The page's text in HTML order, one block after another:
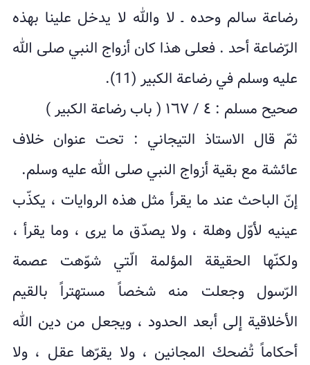
رضاعة سالم وحده ـ لا والله لا یدخل علینا بهذه
الرّضاعة أحد . فعلى هذا کان أزواج النبي صلى الله
علیه وسلم في رضاعة الکبیر (11).
صحیح مسلم : ٤ / ١٦٧ ( باب رضاعة الکبیر )
ثمّ قال الاستاذ التيجاني : تحت عنوان خلاف
عائشة مع بقیة أزواج النبي صلى الله علیه وسلم.
إنّ الباحث عند ما یقرأ مثل هذه الروایات ، یکذّب
عینیه لأوّل وهلة ، ولا یصدّق ما یرى ، وما یقرأ ،
ولکنّها الحقیقة المؤلمة الّتي شوّهت عصمة
الرّسول وجعلت منه شخصاً مستهتراً بالقیم
الأخلاقیة إلى أبعد الحدود ، ویجعل من دین الله
أحکاماً تُضحك المجانین ، ولا یقرّها عقل ، ولا